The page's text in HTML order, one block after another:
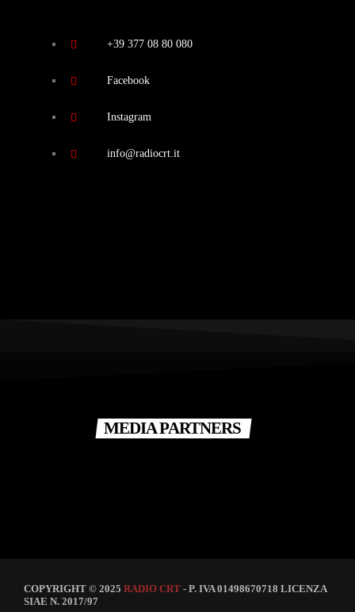
+39 377 08 80 080
Facebook
Instagram
info@radiocrt.it
MEDIA PARTNERS
COPYRIGHT © 2025 RADIO CRT - P. IVA 01498670718 LICENZA
SIAE N. 2017/97